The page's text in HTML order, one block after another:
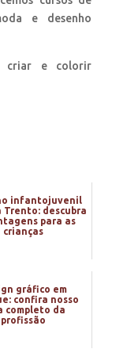
e desenho
criar e colorir
infantojuvenil
Trento: descubra
para as
crianças
gráfico em
confira nosso
completo da
profissão